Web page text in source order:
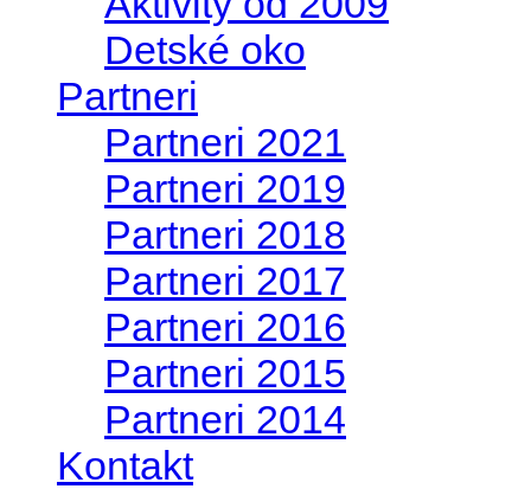
Detské oko
Partneri
Partneri 2021
Partneri 2019
Partneri 2018
Partneri 2017
Partneri 2016
Partneri 2015
Partneri 2014
Kontakt